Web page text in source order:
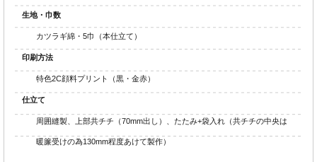
生地・巾数
カツラギ綿・5巾（本仕立て）
印刷方法
特色2C顔料プリント（黒・金赤）
仕立て
周囲縫製、上部共チチ（70mm出し）、たたみ+袋入れ（共チチの中央は
暖簾受けの為130mm程度あけて製作）